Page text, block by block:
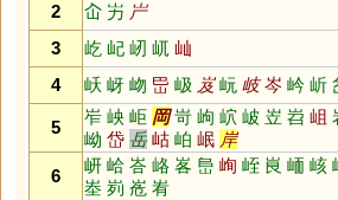
2
屳 屴 屵
3
屹 屺 屻 屼 屾
4
岆 岈 岉 岊 岋 岌 岏 岐 岑 岒 岓
5
岝 岟 岠 岡 岢 岣 岤 岥 岦 岧 岨
岰 岱 岳 岵 岶 岷 岸
6
岍 峆 峇 峈 峉 峊 峋 峌 峎 峏 峐
峚 峛 峞 峟